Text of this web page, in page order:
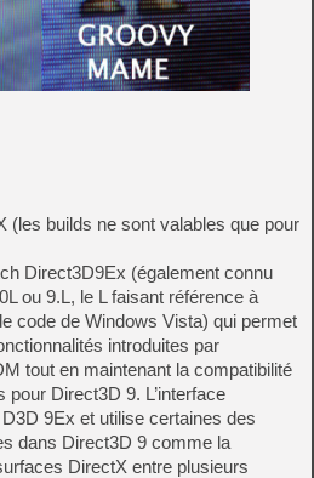
(les builds ne sont valables que pour
Direct3D9Ex (également connu
ou 9.L, le L faisant référence à
code de Windows Vista) qui permet
introduites par
tout en maintenant la compatibilité
Direct3D 9. L’interface
9Ex et utilise certaines des
dans Direct3D 9 comme la
DirectX entre plusieurs